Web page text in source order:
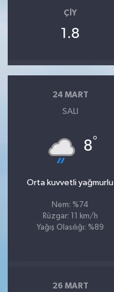
ÇIY
1.8
24 MART
SALI
8°
Orta kuvvetli yağmurlu
Nem: %74
Rüzgar: 11 km/h
Yağış Olasılığı: %89
26 MART